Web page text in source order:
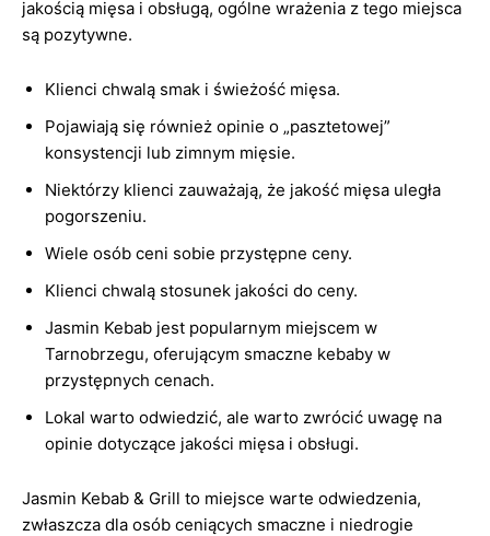
jakością mięsa i obsługą, ogólne wrażenia z tego miejsca
są pozytywne.
Klienci chwalą smak i świeżość mięsa.
Pojawiają się również opinie o „pasztetowej”
konsystencji lub zimnym mięsie.
Niektórzy klienci zauważają, że jakość mięsa uległa
pogorszeniu.
Wiele osób ceni sobie przystępne ceny.
Klienci chwalą stosunek jakości do ceny.
Jasmin Kebab jest popularnym miejscem w
Tarnobrzegu, oferującym smaczne kebaby w
przystępnych cenach.
Lokal warto odwiedzić, ale warto zwrócić uwagę na
opinie dotyczące jakości mięsa i obsługi.
Jasmin Kebab & Grill to miejsce warte odwiedzenia,
zwłaszcza dla osób ceniących smaczne i niedrogie